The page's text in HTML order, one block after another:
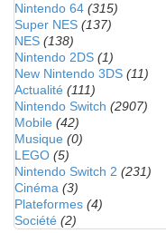
Nintendo 64 (315)
Super NES (137)
NES (138)
Nintendo 2DS (1)
New Nintendo 3DS (11)
Actualité (111)
Nintendo Switch (2907)
Mobile (42)
Musique (0)
LEGO (5)
Nintendo Switch 2 (231)
Cinéma (3)
Plateformes (4)
Société (2)